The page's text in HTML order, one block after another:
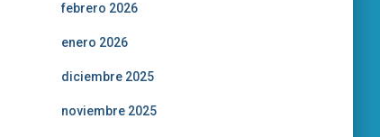
febrero 2026
enero 2026
diciembre 2025
noviembre 2025